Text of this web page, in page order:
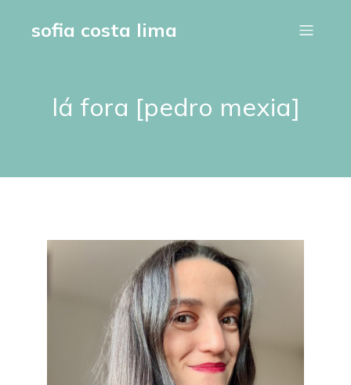
sofia costa lima
lá fora [pedro mexia]